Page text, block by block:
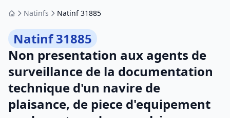
AccueilNatinfs Natinf 31885
Natinf 31885
Non presentation aux agents de
surveillance de la documentation
technique d'un navire de
plaisance, de piece d'equipement